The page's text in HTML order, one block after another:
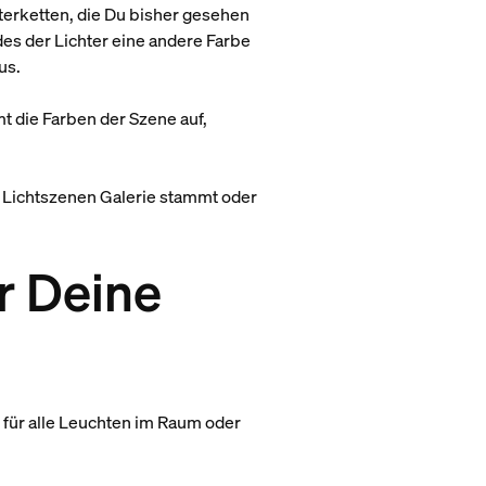
die Du bisher gesehen
der Lichter eine andere Farbe
die Farben der Szene auf,
Galerie stammt oder
Deine
alle Leuchten im Raum oder